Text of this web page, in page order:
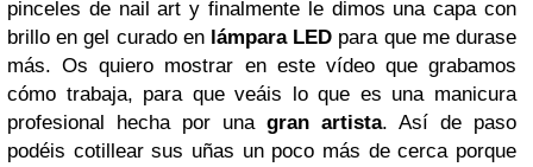
pinceles de nail art y finalmente le dimos una capa con
brillo en gel curado en lámpara LED para que me durase
más. Os quiero mostrar en este vídeo que grabamos
cómo trabaja, para que veáis lo que es una manicura
profesional hecha por una gran artista. Así de paso
podéis cotillear sus uñas un poco más de cerca porque